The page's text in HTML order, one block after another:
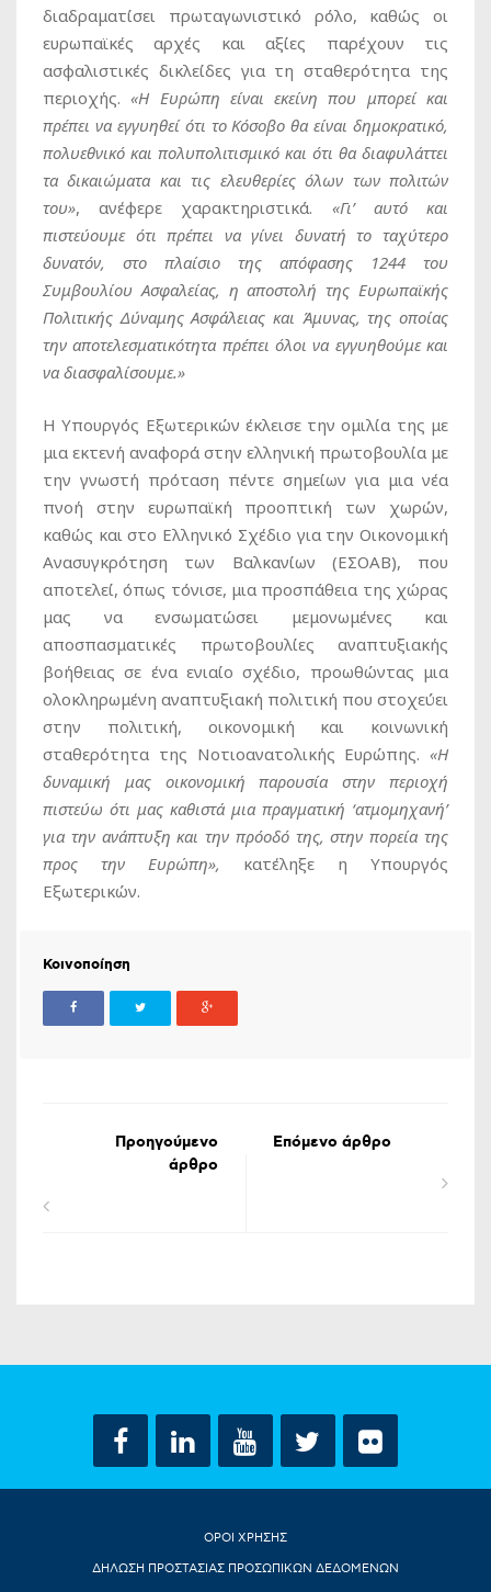
διαδραματίσει πρωταγωνιστικό ρόλο, καθώς οι
ευρωπαϊκές αρχές και αξίες παρέχουν τις
ασφαλιστικές δικλείδες για τη σταθερότητα της
περιοχής. «Η Ευρώπη είναι εκείνη που μπορεί και
πρέπει να εγγυηθεί ότι το Κόσοβο θα είναι δημοκρατικό,
πολυεθνικό και πολυπολιτισμικό και ότι θα διαφυλάττει
τα δικαιώματα και τις ελευθερίες όλων των πολιτών
του», ανέφερε χαρακτηριστικά. «Γι’ αυτό και
πιστεύουμε ότι πρέπει να γίνει δυνατή το ταχύτερο
δυνατόν, στο πλαίσιο της απόφασης 1244 του
Συμβουλίου Ασφαλείας, η αποστολή της Ευρωπαϊκής
Πολιτικής Δύναμης Ασφάλειας και Άμυνας, της οποίας
την αποτελεσματικότητα πρέπει όλοι να εγγυηθούμε και
να διασφαλίσουμε.»
Η Υπουργός Εξωτερικών έκλεισε την ομιλία της με
μια εκτενή αναφορά στην ελληνική πρωτοβουλία με
την γνωστή πρόταση πέντε σημείων για μια νέα
πνοή στην ευρωπαϊκή προοπτική των χωρών,
καθώς και στο Ελληνικό Σχέδιο για την Οικονομική
Ανασυγκρότηση των Βαλκανίων (ΕΣΟΑΒ), που
αποτελεί, όπως τόνισε, μια προσπάθεια της χώρας
μας να ενσωματώσει μεμονωμένες και
αποσπασματικές πρωτοβουλίες αναπτυξιακής
βοήθειας σε ένα ενιαίο σχέδιο, προωθώντας μια
ολοκληρωμένη αναπτυξιακή πολιτική που στοχεύει
στην πολιτική, οικονομική και κοινωνική
σταθερότητα της Νοτιοανατολικής Ευρώπης. «Η
δυναμική μας οικονομική παρουσία στην περιοχή
πιστεύω ότι μας καθιστά μια πραγματική ‘ατμομηχανή’
για την ανάπτυξη και την πρόοδό της, στην πορεία της
προς την Ευρώπη», κατέληξε η Υπουργός
Εξωτερικών.
Κοινοποίηση
Προηγούμενο
άρθρο
Επόμενο άρθρο
ΟΡΟΙ ΧΡΗΣΗΣ
ΔΗΛΩΣΗ ΠΡΟΣΤΑΣΙΑΣ ΠΡΟΣΩΠΙΚΩΝ ΔΕΔΟΜΕΝΩΝ